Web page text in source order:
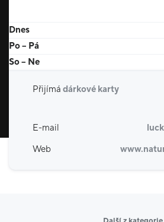
Dnes
Po – Pá
So – Ne
Přijímá dárkové karty
E-mail
Web